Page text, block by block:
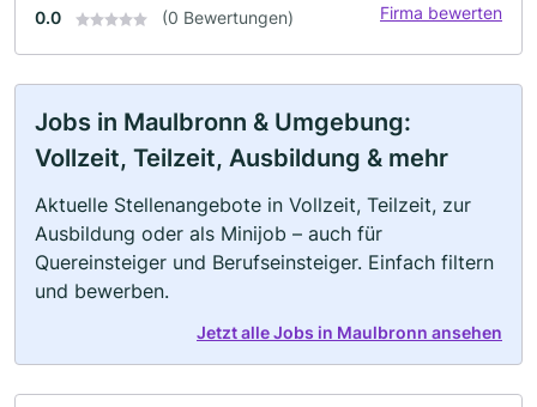
0.0 (0 Bewertungen) Firma bewerten
Jobs in Maulbronn & Umgebung:
Vollzeit, Teilzeit, Ausbildung & mehr
Aktuelle Stellenangebote in Vollzeit, Teilzeit, zur
Ausbildung oder als Minijob – auch für
Quereinsteiger und Berufseinsteiger. Einfach filtern
und bewerben.
Jetzt alle Jobs in Maulbronn ansehen